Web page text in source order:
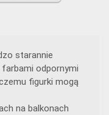
starannie
odpornymi
figurki mogą
na balkonach